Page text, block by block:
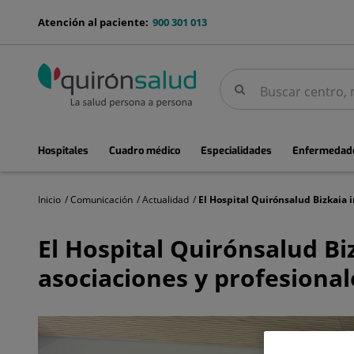
menu-
900 301 013
Atención al paciente:
BuscarBuscar
menuPrincipal
Hospitales Cuadro médico Especialidades
Inicio Comunicación Actualidad
Quirónsalud
impulsa
activa
El Hospital Quirónsalud
asociaciones y